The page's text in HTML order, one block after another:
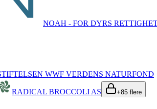
NOAH - FOR DYRS
WWF VERDENS NATURFOND
RADICAL BROCCOLI AS +85 flere